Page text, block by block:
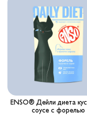
ENSO® Дейли диета
соусе с форелью